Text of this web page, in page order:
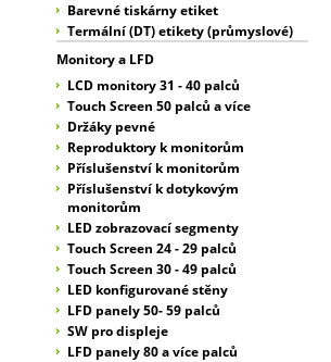
Barevné tiskárny etiket
Termální (DT) etikety (průmyslové)
Monitory a LFD
LCD monitory 31 - 40 palců
Touch Screen 50 palců a více
Držáky pevné
Reproduktory k monitorům
Příslušenství k monitorům
Příslušenství k dotykovým
monitorům
LED zobrazovací segmenty
Touch Screen 24 - 29 palců
Touch Screen 30 - 49 palců
LED konfigurované stěny
LFD panely 50- 59 palců
SW pro displeje
LFD panely 80 a více palců